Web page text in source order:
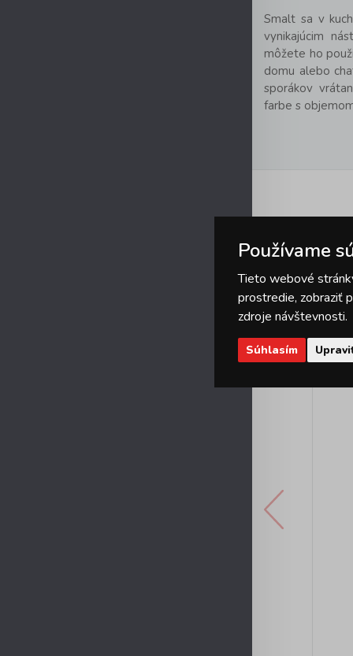
Smalt sa v
vynikajúcim
môžete ho
domu alebo
sporákov
farbe s
Používame
Tieto webové
prostredie, zobraziť
zdroje návštevnosti.
Súhlasím